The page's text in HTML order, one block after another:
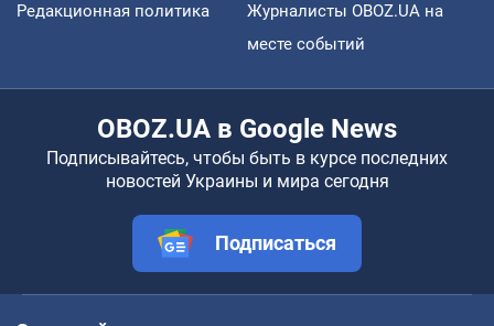
Редакционная политика
Журналисты OBOZ.UA на
месте событий
OBOZ.UA в Google News
Подписывайтесь, чтобы быть в курсе последних
новостей Украины и мира сегодня
Подписаться